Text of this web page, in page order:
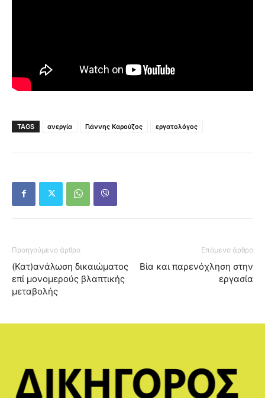
TAGS ανεργία Γιάννης Καρούζος εργατολόγος
Προηγούμενο άρθρο
(Κατ)ανάλωση δικαιώματος
επί μονομερούς βλαπτικής
μεταβολής
Επόμενο άρθρο
Βία και παρενόχληση στην
εργασία